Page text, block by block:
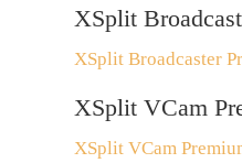
XSplit
XSplit Broadcaster
XSplit VCam
XSplit VCam